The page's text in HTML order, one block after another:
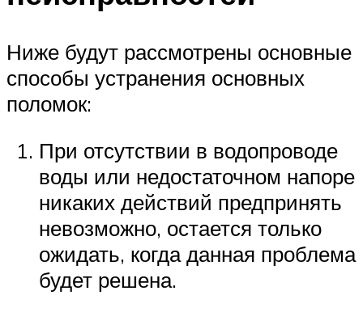
Ниже будут рассмотрены основные
способы устранения основных
поломок:
При отсутствии в водопроводе
воды или недостаточном напоре
никаких действий предпринять
невозможно, остается только
ожидать, когда данная проблема
будет решена.